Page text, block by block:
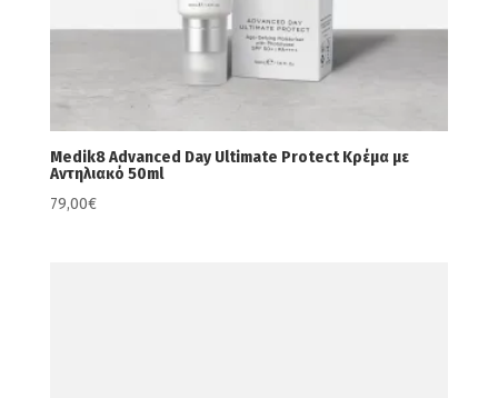
Medik8 Advanced Day Ultimate Protect Κρέμα με
Αντηλιακό 50ml
79,00€